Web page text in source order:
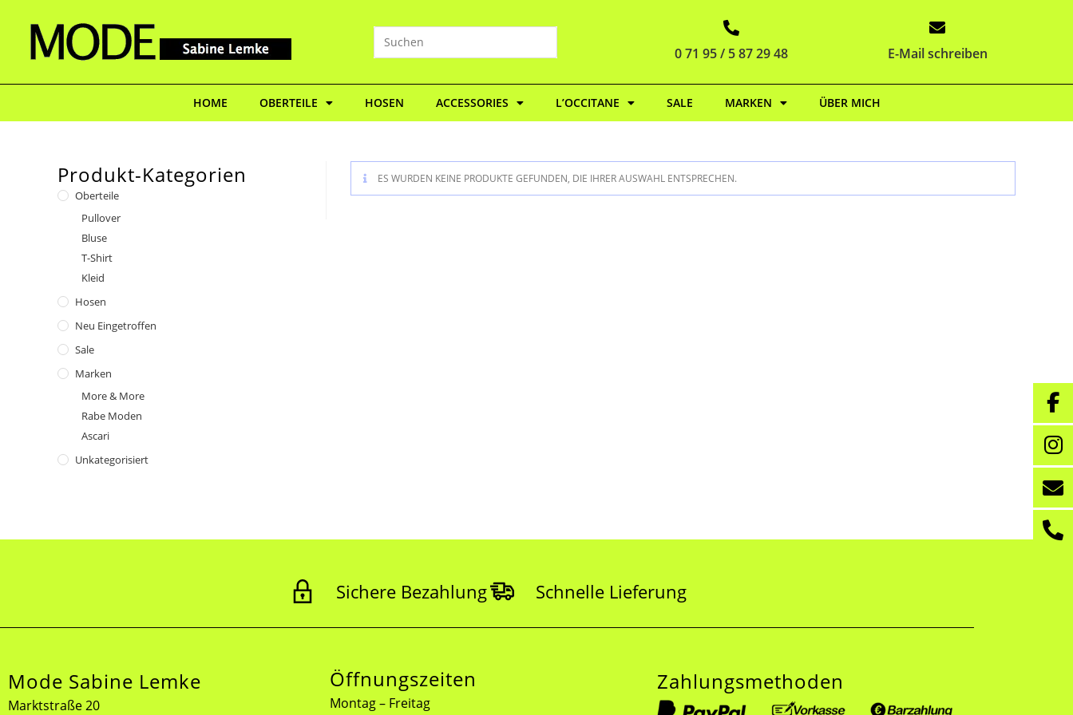
0 71 95 / 5 87 29 48 E-Mail schreiben
HOME OBERTEILE HOSEN ACCESSORIES L’OCCITANE SALE MARKEN ÜBER MICH
Produkt-Kategorien
Oberteile
Pullover
Bluse
T-Shirt
Kleid
Hosen
Neu Eingetroffen
Sale
Marken
More & More
Rabe Moden
Ascari
Unkategorisiert
ES WURDEN KEINE PRODUKTE GEFUNDEN, DIE IHRER AUSWAHL ENTSPRECHEN.
Sichere Bezahlung Schnelle Lieferung
Mode Sabine Lemke
Marktstraße 20
Öffnungszeiten
Montag – Freitag
Zahlungsmethoden